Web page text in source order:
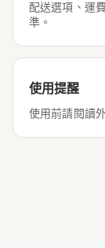
配送選項、運
準。
使用提醒
使用前請閱讀